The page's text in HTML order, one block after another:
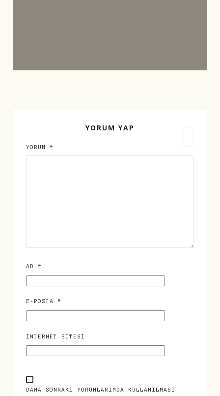
YORUM YAP
YORUM *
AD *
E-POSTA *
İNTERNET SITESI
DAHA SONRAKI YORUMLARIMDA KULLANILMASI